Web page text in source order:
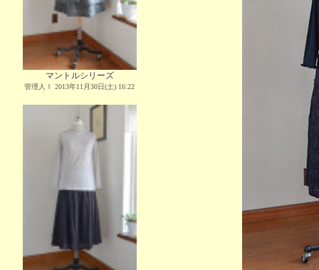
マントルシリーズ
管理人Ｉ 2013年11月30日(土) 16:22